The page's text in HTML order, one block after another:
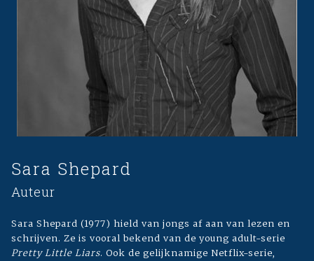
Sara Shepard
Auteur
Sara Shepard (1977) hield van jongs af aan van lezen en
schrijven. Ze is vooral bekend van de young adult-serie
Pretty Little Liars. Ook de gelijknamige Netflix-serie,